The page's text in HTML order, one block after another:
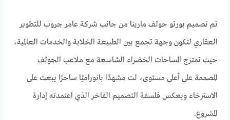
تم تصميم بورتو جولف مارينا من جانب شركة عامر جروب للتطوير
العقاري لتكون وجهة تجمع بين الطبيعة الخلابة والخدمات العالمية،
حيث تمتزج المساحات الخضراء الشاسعة مع ملاعب الجولف
المصممة على أعلى مستوى، لت مشهدًا بانوراميًا ساحرًا يبعث على
الاسترخاء ويعكس فلسفة التصميم الفاخر الذي اعتمدته إدارة
المشروع.